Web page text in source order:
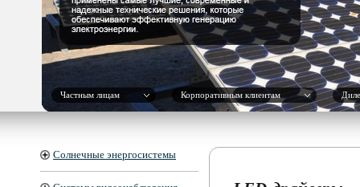
Частным лицам Корпоративным клиентам
Солнечные энергосистемы